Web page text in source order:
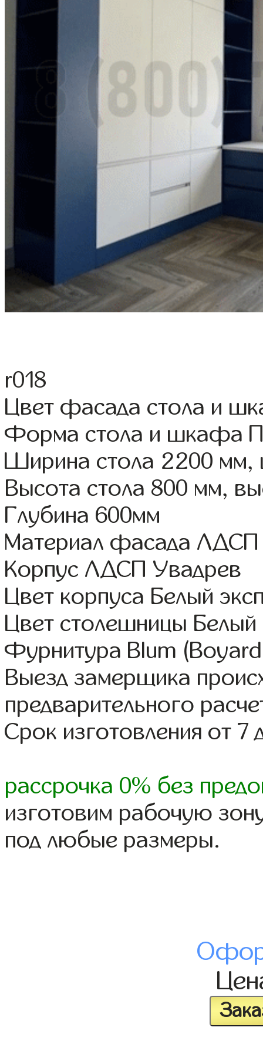
r018
Цвет фасада стола и
Форма стола и шкафа
Ширина стола 2200
Высота стола 800 мм,
Глубина 600мм
Материал фасада ЛДСП
Корпус ЛДСП Увадрев
Цвет корпуса Белый
Цвет столешницы Белый
Фурнитура Blum
Выезд замерщика
предварительного
Срок изготовления от 7
рассрочка 0% без
изготовим рабочую
под любые размеры.